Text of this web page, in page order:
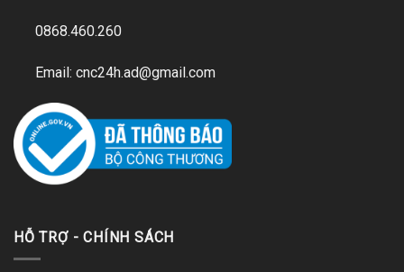
0868.460.260
Email: cnc24h.ad@gmail.com
HỖ TRỢ - CHÍNH SÁCH